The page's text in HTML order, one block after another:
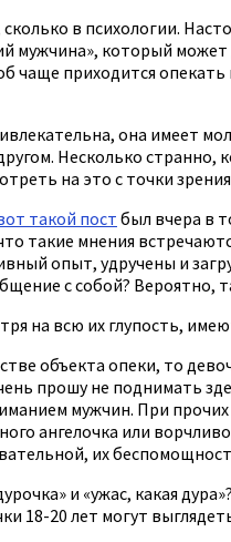
сколько в психологии.
мужчина», который
чаще приходится
она имеет
Несколько странно,
на это с точки
такой постбыл вчера в
такие мнения
опыт, удручены и
с собой? Вероятно,
на всю их глупость,
объекта опеки, то
прошу не поднимать
мужчин. При
ангелочка или
их
и «ужас, какая
18-20 лет могут